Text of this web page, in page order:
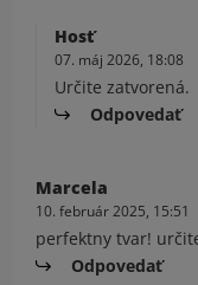
Hosť
07. máj 2026, 18:08
Určite zatvorená.
Odpovedať
Marcela
10. február 2025, 15:51
perfektny tvar!
Odpovedať